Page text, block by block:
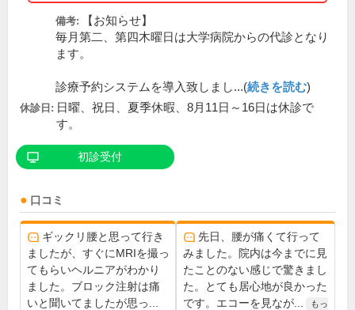
備考:
【お知らせ】
毎月第二、第四木曜日は大学病院からの代診となり
ます。
診療予約システムを導入致しまし...(続きを読む)
休診日: 日曜、祝日、夏季休暇、8月11日～16日は休診で
す。
初診受付
口コミ
ギックリ腰と思って行き
ましたが、すぐにMRIを撮っ
てもらいヘルニアがわかり
ました。ブロック注射は痛
いと聞いてましたが思っ...
先日、腰が痛くて行って
みました。院内は今までに見
たことのない感じで驚きまし
た。とても居心地が良かった
です。エコーを見なが...
もっ